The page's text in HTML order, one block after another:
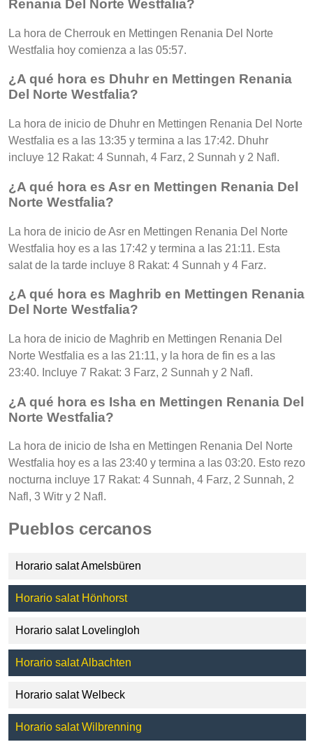
Renania Del Norte Westfalia?
La hora de Cherrouk en Mettingen Renania Del Norte
Westfalia hoy comienza a las 05:57.
¿A qué hora es Dhuhr en Mettingen Renania
Del Norte Westfalia?
La hora de inicio de Dhuhr en Mettingen Renania Del Norte
Westfalia es a las 13:35 y termina a las 17:42. Dhuhr
incluye 12 Rakat: 4 Sunnah, 4 Farz, 2 Sunnah y 2 Nafl.
¿A qué hora es Asr en Mettingen Renania Del
Norte Westfalia?
La hora de inicio de Asr en Mettingen Renania Del Norte
Westfalia hoy es a las 17:42 y termina a las 21:11. Esta
salat de la tarde incluye 8 Rakat: 4 Sunnah y 4 Farz.
¿A qué hora es Maghrib en Mettingen Renania
Del Norte Westfalia?
La hora de inicio de Maghrib en Mettingen Renania Del
Norte Westfalia es a las 21:11, y la hora de fin es a las
23:40. Incluye 7 Rakat: 3 Farz, 2 Sunnah y 2 Nafl.
¿A qué hora es Isha en Mettingen Renania Del
Norte Westfalia?
La hora de inicio de Isha en Mettingen Renania Del Norte
Westfalia hoy es a las 23:40 y termina a las 03:20. Esto rezo
nocturna incluye 17 Rakat: 4 Sunnah, 4 Farz, 2 Sunnah, 2
Nafl, 3 Witr y 2 Nafl.
Pueblos cercanos
Horario salat Amelsbüren
Horario salat Hönhorst
Horario salat Lovelingloh
Horario salat Albachten
Horario salat Welbeck
Horario salat Wilbrenning